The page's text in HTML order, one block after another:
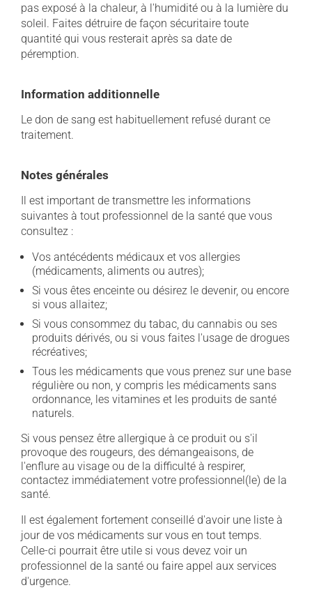
pas exposé à la chaleur, à l'humidité ou à la lumière du
soleil. Faites détruire de façon sécuritaire toute
quantité qui vous resterait après sa date de
péremption.
Information additionnelle
Le don de sang est habituellement refusé durant ce
traitement.
Notes générales
Il est important de transmettre les informations
suivantes à tout professionnel de la santé que vous
consultez :
Vos antécédents médicaux et vos allergies
(médicaments, aliments ou autres);
Si vous êtes enceinte ou désirez le devenir, ou encore
si vous allaitez;
Si vous consommez du tabac, du cannabis ou ses
produits dérivés, ou si vous faites l'usage de drogues
récréatives;
Tous les médicaments que vous prenez sur une base
régulière ou non, y compris les médicaments sans
ordonnance, les vitamines et les produits de santé
naturels.
Si vous pensez être allergique à ce produit ou s'il
provoque des rougeurs, des démangeaisons, de
l'enflure au visage ou de la difficulté à respirer,
contactez immédiatement votre professionnel(le) de la
santé.
Il est également fortement conseillé d'avoir une liste à
jour de vos médicaments sur vous en tout temps.
Celle-ci pourrait être utile si vous devez voir un
professionnel de la santé ou faire appel aux services
d'urgence.